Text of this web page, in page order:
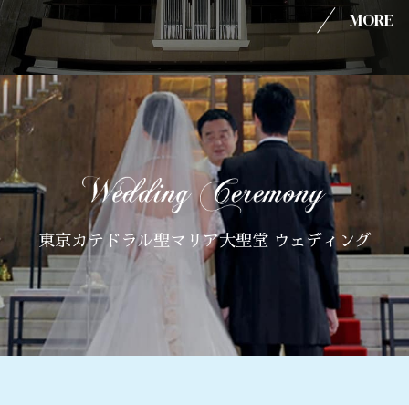
MORE
東京カテドラル聖マリア大聖堂 ウェディング